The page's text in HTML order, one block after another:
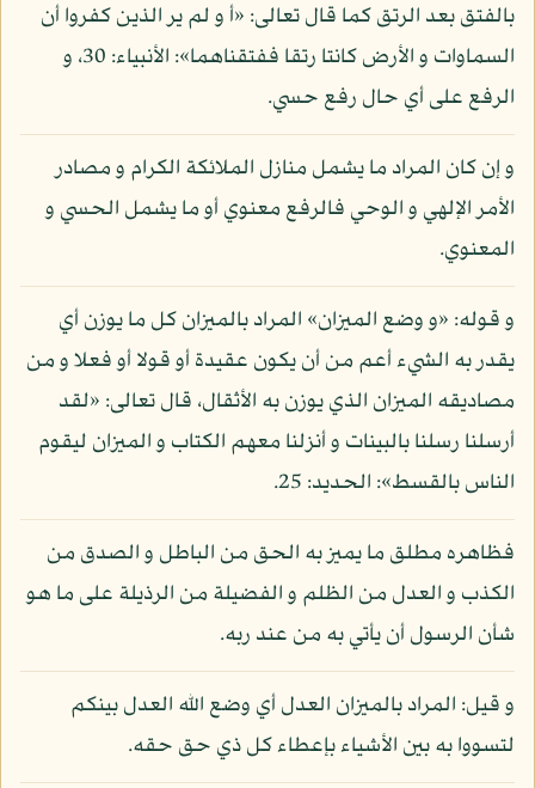
بالفتق بعد الرتق كما قال تعالى: «أ و لم ير الذين كفروا أن
السماوات و الأرض كانتا رتقا ففتقناهما»: الأنبياء: 30، و
الرفع على أي حال رفع حسي.
و إن كان المراد ما يشمل منازل الملائكة الكرام و مصادر
الأمر الإلهي و الوحي فالرفع معنوي أو ما يشمل الحسي و
المعنوي.
و قوله: «و وضع الميزان» المراد بالميزان كل ما يوزن أي
يقدر به الشيء أعم من أن يكون عقيدة أو قولا أو فعلا و من
مصاديقه الميزان الذي يوزن به الأثقال، قال تعالى: «لقد
أرسلنا رسلنا بالبينات و أنزلنا معهم الكتاب و الميزان ليقوم
الناس بالقسط»: الحديد: 25.
فظاهره مطلق ما يميز به الحق من الباطل و الصدق من
الكذب و العدل من الظلم و الفضيلة من الرذيلة على ما هو
شأن الرسول أن يأتي به من عند ربه.
و قيل: المراد بالميزان العدل أي وضع الله العدل بينكم
لتسووا به بين الأشياء بإعطاء كل ذي حق حقه.